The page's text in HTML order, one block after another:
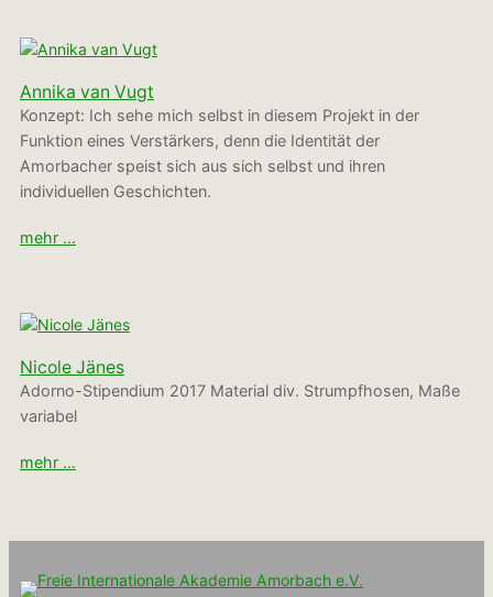
Annika van Vugt
Konzept: Ich sehe mich selbst in diesem Projekt in der
Funktion eines Verstärkers, denn die Identität der
Amorbacher speist sich aus sich selbst und ihren
individuellen Geschichten.
mehr …
Nicole Jänes
Adorno-Stipendium 2017 Material div. Strumpfhosen, Maße
variabel
mehr …